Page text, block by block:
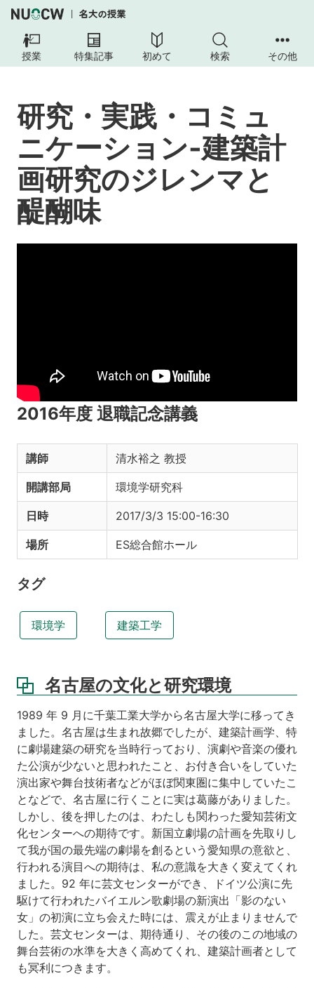
授業 特集記事 初めて 検索 その他
研究・実践・コミュ
ニケーション-建築計
画研究のジレンマと
醍醐味
2016年度 退職記念講義
講師 清水裕之 教授
開講部局 環境学研究科
日時 2017/3/3 15:00-16:30
場所 ES総合館ホール
タグ
環境学 建築工学
名古屋の文化と研究環境
1989 年 9 月に千葉工業大学から名古屋大学に移ってき
ました。名古屋は生まれ故郷でしたが、建築計画学、特
に劇場建築の研究を当時行っており、演劇や音楽の優れ
た公演が少ないと思われたこと、お付き合いをしていた
演出家や舞台技術者などがほぼ関東圏に集中していたこ
となどで、名古屋に行くことに実は葛藤がありました。
しかし、後を押したのは、わたしも関わった愛知芸術文
化センターへの期待です。新国立劇場の計画を先取りし
て我が国の最先端の劇場を創るという愛知県の意欲と、
行われる演目への期待は、私の意識を大きく変えてくれ
ました。92 年に芸文センターができ、ドイツ公演に先
駆けて行われたバイエルン歌劇場の新演出「影のない
女」の初演に立ち会えた時には、震えが止まりませんで
した。芸文センターは、期待通り、その後のこの地域の
舞台芸術の水準を大きく高めてくれ、建築計画者として
も冥利につきます。